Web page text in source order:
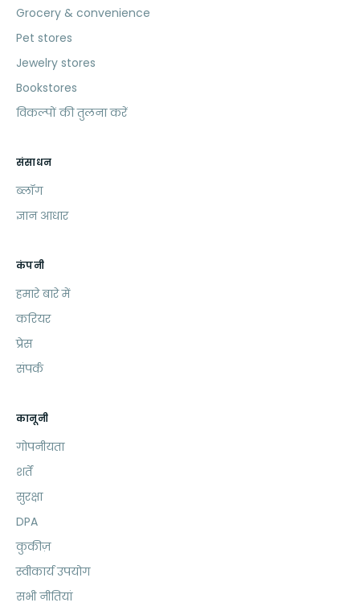
Grocery & convenience
Pet stores
Jewelry stores
Bookstores
विकल्पों की तुलना करें
संसाधन
ब्लॉग
ज्ञान आधार
कंपनी
हमारे बारे में
करियर
प्रेस
संपर्क
कानूनी
गोपनीयता
शर्तें
सुरक्षा
DPA
कुकीज़
स्वीकार्य उपयोग
सभी नीतियां